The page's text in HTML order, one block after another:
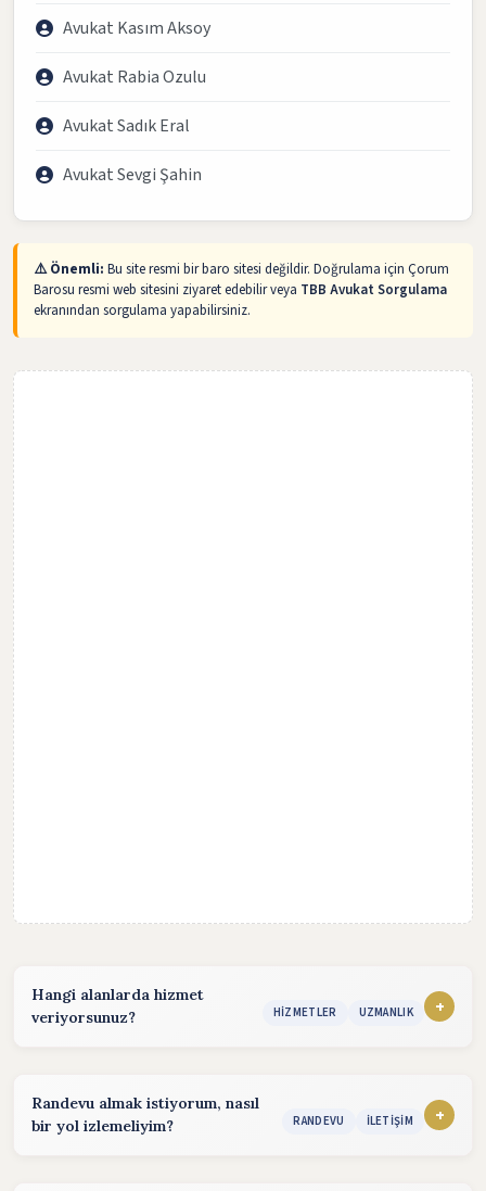
Avukat Kasım Aksoy
Avukat Rabia Ozulu
Avukat Sadık Eral
Avukat Sevgi Şahin
⚠️ Önemli: Bu site resmi bir baro sitesi değildir. Doğrulama için Çorum
Barosu resmi web sitesini ziyaret edebilir veya TBB Avukat Sorgulama
ekranından sorgulama yapabilirsiniz.
Hangi alanlarda hizmet
veriyorsunuz?
HIZMETLER UZMANLIK +
iletişim bölümünden benimle iletişime geçebilirsiniz.
Randevu almak istiyorum, nasıl
bir yol izlemeliyim?
RANDEVU İLETIŞIM +